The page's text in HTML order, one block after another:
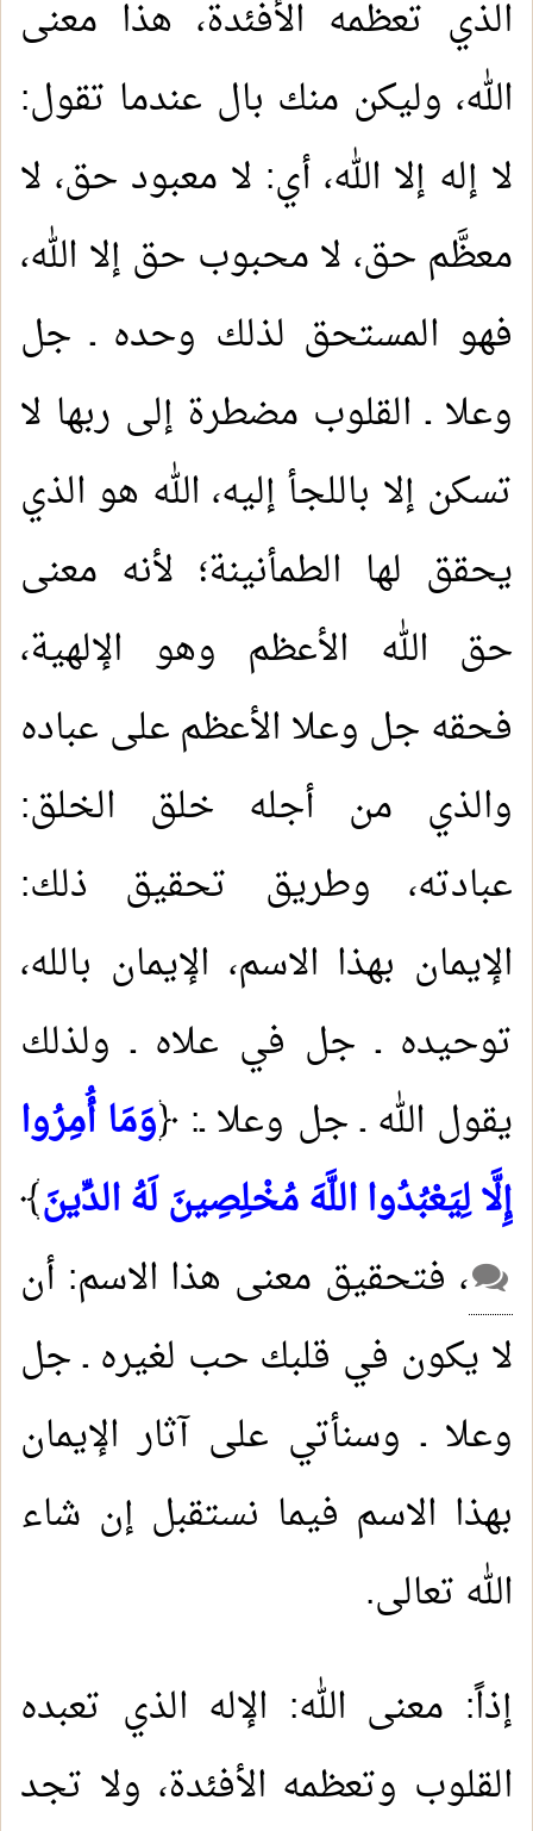
الذي تعظمه الأفئدة، هذا معنى
الله، وليكن منك بال عندما تقول:
لا إله إلا الله، أي: لا معبود حق، لا
معظَّم حق، لا محبوب حق إلا الله،
فهو المستحق لذلك وحده ـ جل
وعلا ـ القلوب مضطرة إلى ربها لا
تسكن إلا باللجأ إليه، الله هو الذي
يحقق لها الطمأنينة؛ لأنه معنى
حق الله الأعظم وهو الإلهية،
فحقه جل وعلا الأعظم على عباده
والذي من أجله خلق الخلق:
عبادته، وطريق تحقيق ذلك:
الإيمان بهذا الاسم، الإيمان بالله،
توحيده ـ جل في علاه ـ ولذلك
يقول الله ـ جل وعلا ـ: ﴿وَمَا أُمِرُوا
إِلَّا لِيَعْبُدُوا اللَّهَ مُخْلِصِينَ لَهُ الدِّينَ﴾
، فتحقيق معنى هذا الاسم: أن
لا يكون في قلبك حب لغيره ـ جل
وعلا ـ وسنأتي على آثار الإيمان
بهذا الاسم فيما نستقبل إن شاء
الله تعالى.
إذاً: معنى الله: الإله الذي تعبده
القلوب وتعظمه الأفئدة، ولا تجد